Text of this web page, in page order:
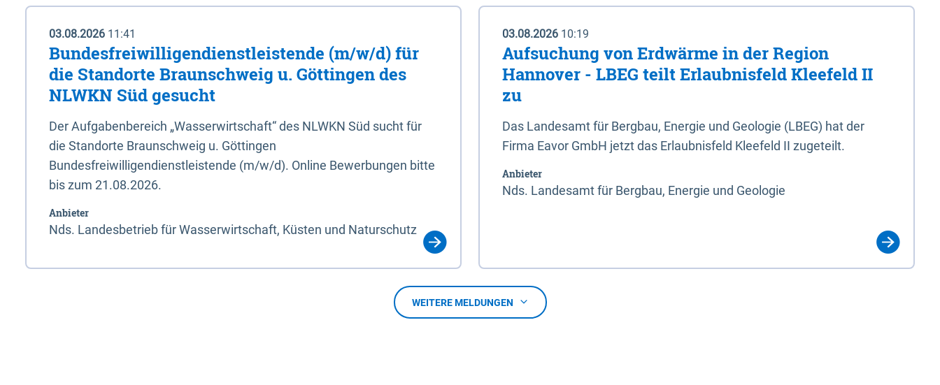
03.08.2026 11:41
Bundesfreiwilligendienstleistende (m/w/d) für
die Standorte Braunschweig u. Göttingen des
NLWKN Süd gesucht
Der Aufgabenbereich „Wasserwirtschaft“ des NLWKN Süd sucht für
die Standorte Braunschweig u. Göttingen
Bundesfreiwilligendienstleistende (m/w/d). Online Bewerbungen bitte
bis zum 21.08.2026.
Anbieter
Nds. Landesbetrieb für Wasserwirtschaft, Küsten und Naturschutz
03.08.2026 10:19
Aufsuchung von Erdwärme in der Region
Hannover - LBEG teilt Erlaubnisfeld Kleefeld II
zu
Das Landesamt für Bergbau, Energie und Geologie (LBEG) hat der
Firma Eavor GmbH jetzt das Erlaubnisfeld Kleefeld II zugeteilt.
Anbieter
Nds. Landesamt für Bergbau, Energie und Geologie
WEITERE MELDUNGEN